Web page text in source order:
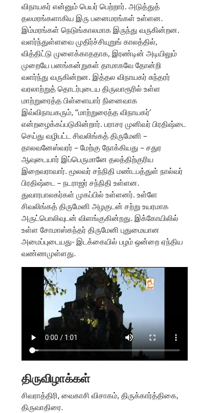
விநாயகர் என்னும் பெயர் பெற்றார். அடுத்துத்
தலமரங்களாகிய இரு பனைமரங்கள் உள்ளன.
இம்மரங்கள் நெடுங்காலமாக இருந்து வருகின்றன.
வளர்ந்துள்ளவை முதிர்ச்சியுறுங் காலத்தில்,
வித்திட்டு முளைக்காததாக, இரண்டின் அடியிலும்
முறையே பனங்கன்றுகள் தாமாகவே தோன்றி
வளர்ந்து வருகின்றன. இத்தல விநாயகர் சுந்தரர்
வரலாற்றுத் தொடர்புடைய திருவாரூரில் உள்ள
மாற்றுரைத்த பிள்ளையார் நினைவாக
இவ்விநாயகரும், “மாற்றுரைத்த விநாயகர்’
என்றழைக்கப்படுகின்றார். பராசர முனிவர் பிரதிஷ்டை
செய்து வழிபட்ட சிவலிங்கத் திருமேனி –
தாலவனேஸ்வரர் – மேற்கு நோக்கியது – சதுர
ஆவுடையார் இப்பெருமானே தலத்திற்குரிய
இறைவராவார். மூலவர் சந்நிதி மண்டபத்துள் நால்வர்
பிரதிஷ்டை – நடராஜர் சந்நிதி உள்ளன.
துவாரபாலகர்கள் முகப்பில் உள்ளனர். உள்ளே
சிவலிங்கத் திருமேனி அழகுடன் சற்று உயரமாக
அருட்பொலிவுடன் விளங்குகின்றது. இக்கோயிலில்
உள்ள சோமாஸ்கந்தர் திருமேனி புதுமையான
அமைப்புடையது- இடக்கையில் பழம் ஒன்றை ஏந்திய
வண்ணமுள்ளது.
திருவிழாக்கள்
சிவராத்திரி, வைகாசி விசாகம், திருக்கார்த்திகை,
திருவாதிரை.